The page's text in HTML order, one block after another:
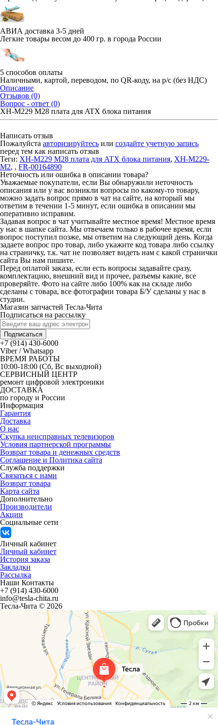
АВИА доставка 3-5 дней
Легкие товары весом до 400 гр. в города России
5 способов оплаты
Наличными, картой, переводом, по QR-коду, на р/с (без НДС)
Описание
Отзывов (0)
Вопрос - ответ (0)
XH-M229 M28 плата для ATX блока питания
Написать отзыв
Пожалуйста авторизируйтесь или создайте учетную запись
перед тем как написать отзыв
Теги: XH-M229 M28 плата для ATX блока питания, XH-M229-
M2, , FR-00164890
Неточность или ошибка в описании товара?
Уважаемые покупатели, если Вы обнаружили неточность
описания или у вас возникли вопросы по какому-то товару,
можно задать вопрос прямо в чат на сайте, на который мы
ответим в течении 1-5 минут, если ошибка в описании мы
оперативно исправим.
Задавая вопрос в чат учитывайте местное время! Местное время
у нас в шапке сайта. Мы отвечаем только в рабочее время, если
вопрос поступил позже, мы ответим на следующий день. Когда
задаете вопрос про товар, либо укажите код товара либо ссылку
на страничку, т.к. чат не позволяет видеть нам с какой странички
сайта Вы нам пишите.
Перед оплатой заказа, если есть вопросы задавайте сразу,
комплектацию, внешний вид и прочее, разъемы какие, все
проверяйте. Фото на сайте либо 100% как на складе либо
сделаны с товара, все фотографии товара Б/У сделаны у нас в
студии.
Магазин запчастей Тесла-Чита
Подписаться на рассылку
Подписаться
+7 (914) 430-6000
Viber / Whatsapp
ВРЕМЯ РАБОТЫ
10:00-18:00 (Сб, Вс выходной)
СЕРВИСНЫЙ ЦЕНТР
ремонт цифровой электроники
ДОСТАВКА
по городу и России
Информация
Гарантия
Доставка
О нас
Скупка неисправных телевизоров
Условия партнерской программы
Возврат товара и денежных средств
Соглашение и Политика сайта
Служба поддержки
Связаться с нами
Возврат товара
Карта сайта
Дополнительно
Производители
Акции
Социальные сети
Личный кабинет
Личный кабинет
История заказа
Закладки
Рассылка
Наши Контакты
+7 (914) 430-6000
info@tesla-chita.ru
Тесла-Чита © 2026